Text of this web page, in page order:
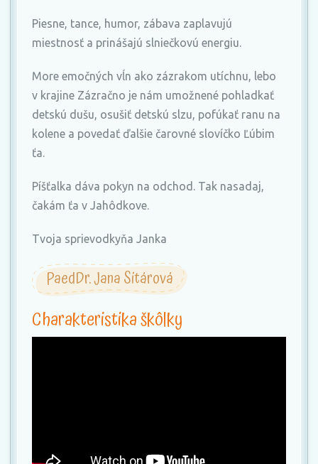
Piesne, tance, humor, zábava zaplavujú
miestnosť a prinášajú slniečkovú energiu.
More emočných vĺn ako zázrakom utíchnu, lebo
v krajine Zázračno je nám umožnené pohladkať
detskú dušu, osušiť detskú slzu, pofúkať ranu na
kolene a povedať ďalšie čarovné slovíčko Ľúbim
ťa.
Píšťalka dáva pokyn na odchod. Tak nasadaj,
čakám ťa v Jahôdkove.
Tvoja sprievodkyňa Janka
PaedDr. Jana Sitárová
Charakteristika škôlky